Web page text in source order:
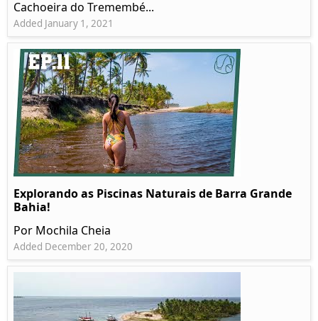
Cachoeira do Tremembé...
Added January 1, 2021
Explorando as Piscinas Naturais de Barra Grande
Bahia!
Por Mochila Cheia
Added December 20, 2020